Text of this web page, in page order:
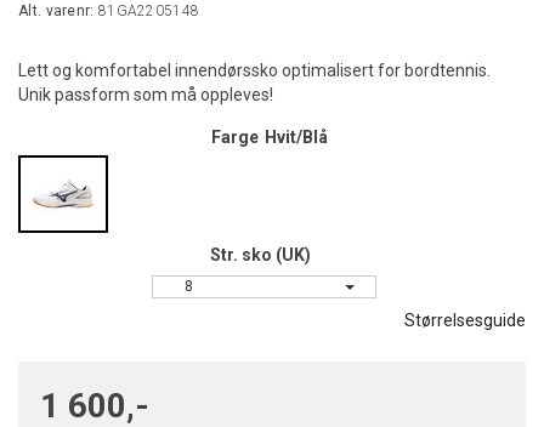
Alt. varenr: 81GA2205148
Lett og komfortabel innendørssko optimalisert for bordtennis.
Unik passform som må oppleves!
Farge Hvit/Blå
Str. sko (UK)
8
Størrelsesguide
1 600,-